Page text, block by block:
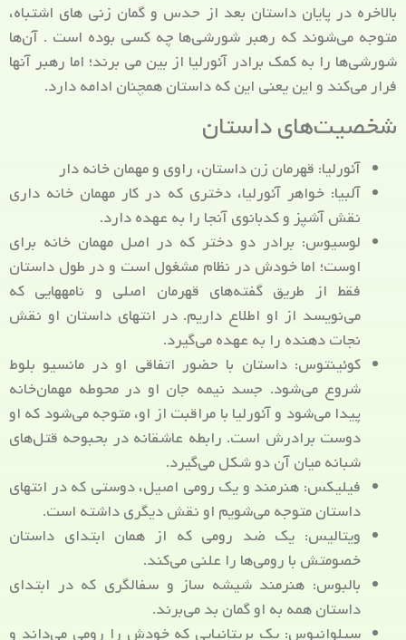
بالاخره در پایان داستان بعد از حدس و گمان زنی های اشتباه،
متوجه می‌شوند که رهبر شورشی‌ها چه کسی بوده است . آن‌ها
شورشی‌ها را به کمک برادر آئورلیا از بین می برند؛ اما رهبر آنها
فرار می‌کند و این یعنی این که داستان همچنان ادامه دارد.
شخصیت‌های داستان
آئورلیا: قهرمان زن داستان، راوی و مهمان خانه دار
آلبیا: خواهر آئورلیا، دختری که در کار مهمان خانه داری
نقش آشپز و کدبانوی آنجا را به عهده دارد.
لوسیوس: برادر دو دختر که در اصل مهمان خانه برای
اوست؛ اما خودش در نظام مشغول است و در طول داستان
فقط از طریق گفته‌های قهرمان اصلی و نامه‎هایی که
می‌نویسد از او اطلاع داریم. در انتهای داستان او نقش
نجات دهنده را به عهده می‌گیرد.
کوئینتوس: داستان با حضور اتفاقی او در مانسیو بلوط
شروع می‌شود. جسد نیمه جان او در محوطه مهمان‌خانه
پیدا می‌شود و آئورلیا با مراقبت از او، متوجه می‌شود که او
دوست برادرش است. رابطه عاشقانه در بحبوحه قتل‌های
شبانه میان آن دو شکل می‌گیرد.
فیلیکس: هنرمند و یک رومی اصیل، دوستی که در انتهای
داستان متوجه می‌شویم او نقش دیگری داشته است.
ویتالیس: یک ضد رومی که از همان ابتدای داستان
خصومتش با رومی‌ها را علنی می‌کند.
بالبوس: هنرمند شیشه ساز و سفالگری که در ابتدای
داستان همه به او گمان بد می‌برند.
سیلوانیوس: یک بریتانیایی که خودش را رومی می‌داند و